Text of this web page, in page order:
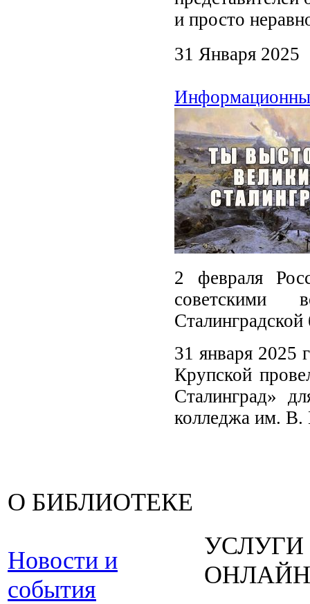
и просто
31 Января 2025
2 февраля
советскими
Сталинградской
31 января 2025
Крупской
Сталинград»
колледжа им. В.
О БИБЛИОТЕКЕ
Новости и
события
УСЛУГИ
ОНЛАЙН